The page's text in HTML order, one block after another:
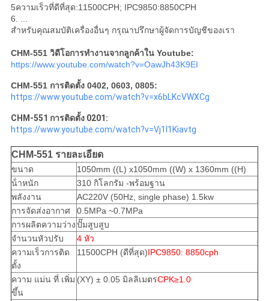
5ความเร็วที่ดีที่สุด:11500CPH; IPC9850:8850CPH
6. ...
สําหรับคุณสมบัติเครื่องอื่นๆ กรุณาปรึกษาผู้จัดการบัญชีของเรา
CHM-551 วิดีโอการทํางานจากลูกค้าใน Youtube:
https://www.youtube.com/watch?v=OawJh43K9EI
CHM-551 การติดตั้ง 0402, 0603, 0805:
https://www.youtube.com/watch?v=x6bLKcVWXCg
CHM-551 การติดตั้ง 0201:
https://www.youtube.com/watch?v=Vj1I1Kiavtg
CHM-551 รายละเอียด
ขนาด
1050mm ((L) x1050mm ((W) x 1360mm ((H)
น้ําหนัก
310 กิโลกรัม -พร้อมฐาน
พลังงาน
AC220V (50Hz, single phase) 1.5kw
การจัดส่งอากาศ
0.5MPa ~0.7MPa
การผลิตความว่างปั๊มสูบสูบ
จํานวนหัวปรับ
4 หัว
ความเร็วการติด
ตั้ง
11500CPH (ดีที่สุด)IPC9850: 8850cph
ความ แม่น ที่ เพิ่ม
ขึ้น
(XY) ± 0.05 มิลลิเมตรCPK≥1.0